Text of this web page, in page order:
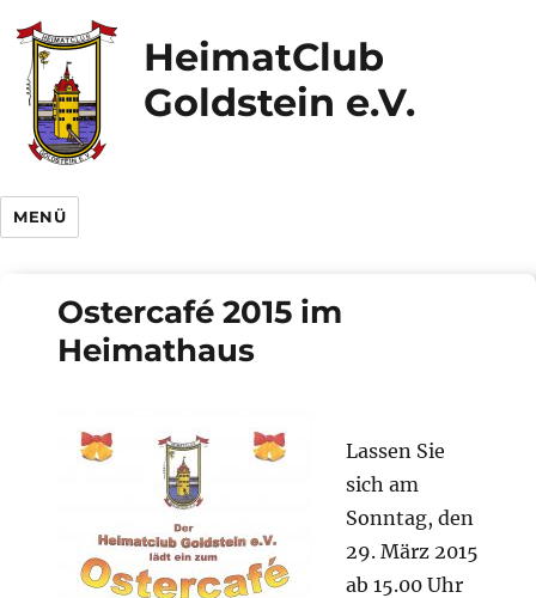
HeimatClub
Goldstein e.V.
MENÜ
Ostercafé 2015 im
Heimathaus
Lassen Sie
sich am
Sonntag, den
29. März 2015
ab 15.00 Uhr